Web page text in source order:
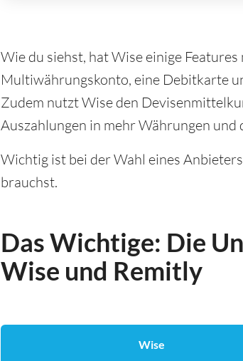
Wie du siehst, hat Wise einige
Multiwährungskonto, eine Debitkarte
Zudem nutzt Wise den
Auszahlungen in mehr Währungen und
Wichtig ist bei der Wahl eines
brauchst.
Das Wichtige: Die
Wise und Remitly
Wise